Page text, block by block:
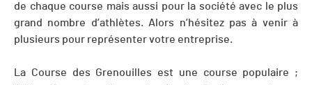
de chaque course mais aussi pour la société avec le plus
grand nombre d’athlètes. Alors n’hésitez pas à venir à
plusieurs pour représenter votre entreprise.
La Course des Grenouilles est une course populaire ;